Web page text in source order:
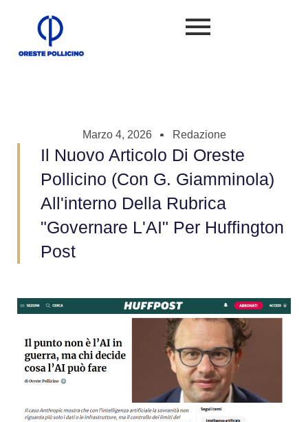
Marzo 4, 2026 Redazione
Il Nuovo Articolo Di Oreste
Pollicino (con G. Giamminola)
All'interno Della Rubrica
"Governare L'AI" Per Huffington
Post